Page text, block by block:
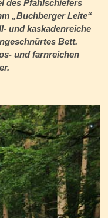
des Pfahlschiefers
„Buchberger Leite“
und kaskadenreiche
Bett.
und farnreichen